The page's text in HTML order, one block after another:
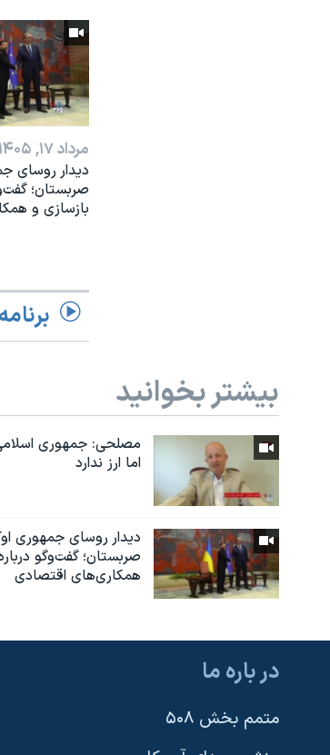
مرداد ۱۷, ۱۴۰۵
دیدار روسای
صربستان؛
بازسازی و
بیشتر بخوانید
مصلحی: جمهوری
اما ارز ندارد
دیدار روسای جمهوری
صربستان؛ گفت‌وگو
همکاری‌های اقتصادی
در باره ما
متمم بخش ۵۰۸